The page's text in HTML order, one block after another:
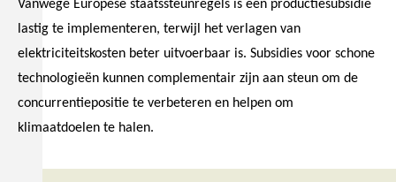
Vanwege Europese staatssteunregels is een productiesubsidie
lastig te implementeren, terwijl het verlagen van
elektriciteitskosten beter uitvoerbaar is. Subsidies voor schone
technologieën kunnen complementair zijn aan steun om de
concurrentiepositie te verbeteren en helpen om
klimaatdoelen te halen.